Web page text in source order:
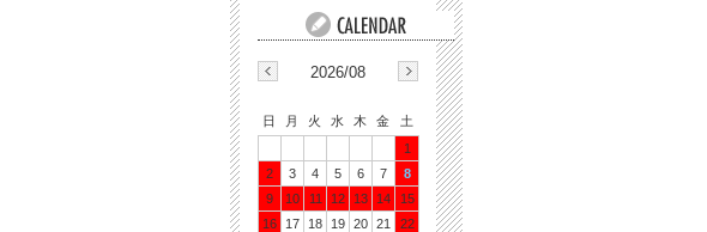
2026/08
日 月 火 水 木 金
土
1
2
3 4 5 6 7
8
9
10 11 12 13 14
15
16
17 18 19 20 21
22